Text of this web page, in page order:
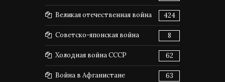
Великая отечественная война 424
Советско-японская война 8
Холодная война СССР 62
Война в Афганистане 63